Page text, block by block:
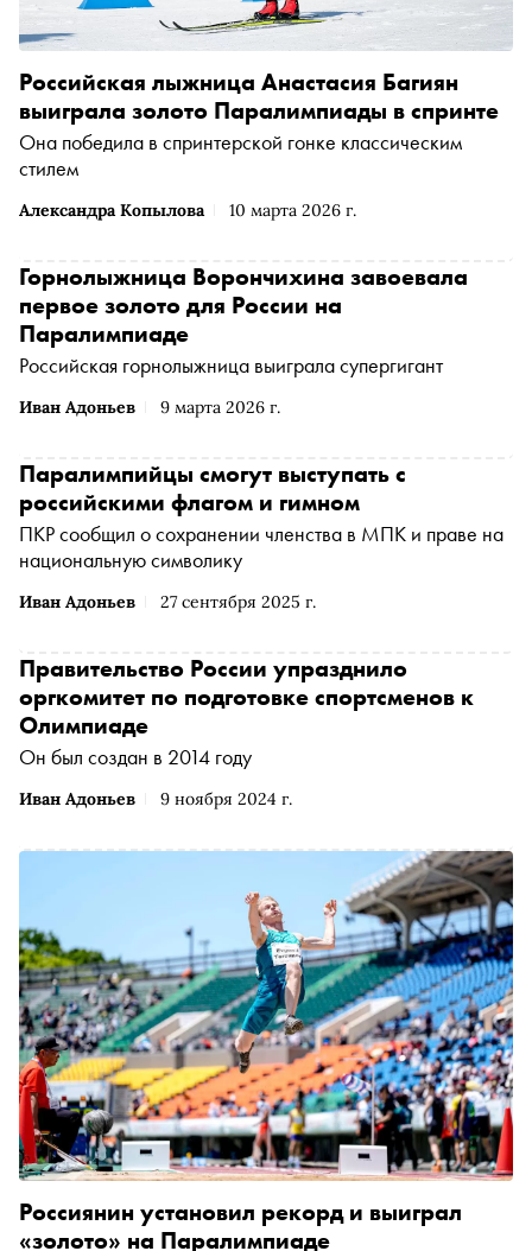
Александра Копылова 10 марта 2026 г.
Российская лыжница Анастасия Багиян
выиграла золото Паралимпиады в спринте
Она победила в спринтерской гонке классическим
стилем
Иван Адоньев 9 марта 2026 г.
Горнолыжница Ворончихина завоевала
первое золото для России на
Паралимпиаде
Российская горнолыжница выиграла супергигант
Иван Адоньев 27 сентября 2025 г.
Паралимпийцы смогут выступать с
российскими флагом и гимном
ПКР сообщил о сохранении членства в МПК и праве на
национальную символику
Иван Адоньев 9 ноября 2024 г.
Правительство России упразднило
оргкомитет по подготовке спортсменов к
Олимпиаде
Он был создан в 2014 году
Россиянин установил рекорд и выиграл
«золото» на Паралимпиаде